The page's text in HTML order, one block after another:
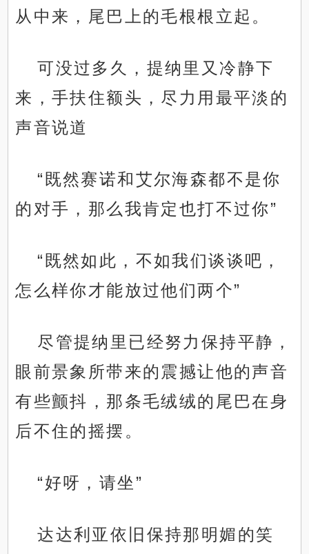
从中来，尾巴上的毛根根立起。
可没过多久，提纳里又冷静下
来，手扶住额头，尽力用最平淡的
声音说道
“既然赛诺和艾尔海森都不是你
的对手，那么我肯定也打不过你”
“既然如此，不如我们谈谈吧，
怎么样你才能放过他们两个”
尽管提纳里已经努力保持平静，
眼前景象所带来的震撼让他的声音
有些颤抖，那条毛绒绒的尾巴在身
后不住的摇摆。
“好呀，请坐”
达达利亚依旧保持那明媚的笑